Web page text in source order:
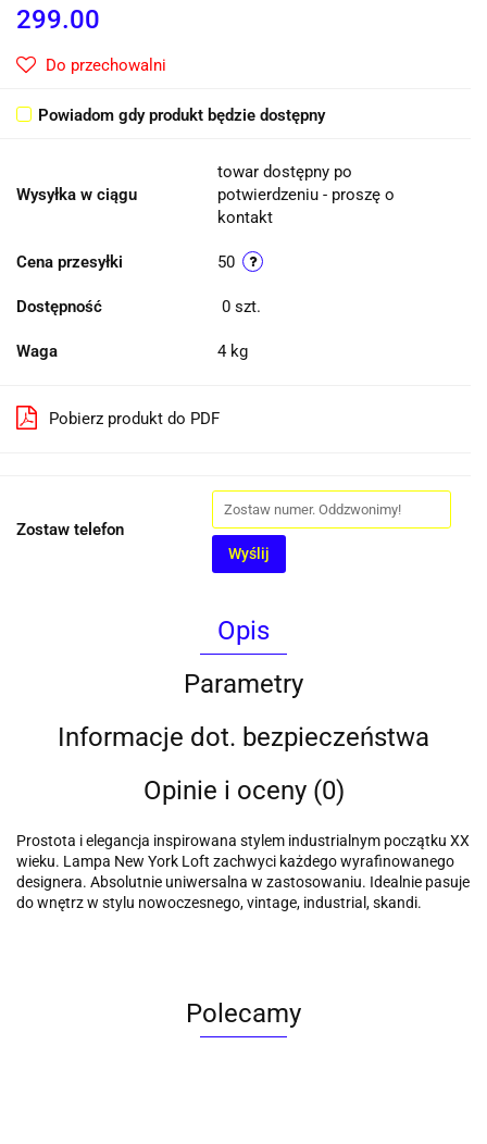
299.00
Do przechowalni
Powiadom gdy produkt będzie dostępny
Wysyłka w ciągu
towar dostępny po
potwierdzeniu - proszę o
kontakt
Cena przesyłki 50
Dostępność 0 szt.
Waga 4 kg
Pobierz produkt do PDF
Zostaw telefon
Wyślij
Opis
Parametry
Informacje dot. bezpieczeństwa
Opinie i oceny (0)
Prostota i elegancja inspirowana stylem industrialnym początku XX
wieku. Lampa New York Loft zachwyci każdego wyrafinowanego
designera. Absolutnie uniwersalna w zastosowaniu. Idealnie pasuje
do wnętrz w stylu nowoczesnego, vintage, industrial, skandi.
Polecamy